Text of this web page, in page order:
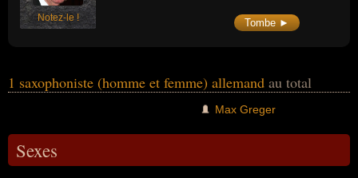
Notez-le ! Tombe ►
1 saxophoniste (homme et femme) allemand au total
Max Greger
Sexes